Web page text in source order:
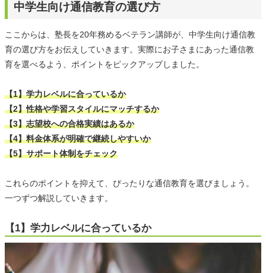
中学生向け通信教育の選び方
ここからは、塾長を20年務めるベテラン講師が、中学生向け通信教
育の選び方をお伝えしていきます。実際にお子さまにあった通信教
育を選べるよう、ポイントをピックアップしました。
【1】学力レベルに合っているか
【2】性格や学習スタイルにマッチするか
【3】志望校への合格実績はあるか
【4】料金体系が明確で継続しやすいか
【5】サポート体制をチェック
これらのポイントを抑えて、ぴったりな通信教育を選びましょう。
一つずつ解説していきます。
【1】学力レベルに合っているか